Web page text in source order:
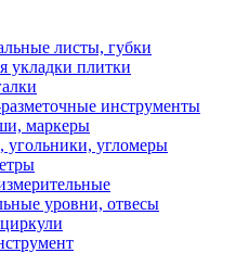
листы, губки
укладки плитки
инструменты
маркеры
угольники, угломеры
уровни, отвесы